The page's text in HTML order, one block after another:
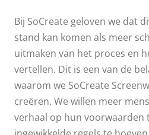
in de loop
tijd
diverser zal
dan ooit... er
Bij SoCreate geloven we dat
stand kan komen als meer
uitmaken van het proces en
vertellen. Dit is een van de
waarom we SoCreate
creëren. We willen meer
verhaal op hun voorwaarden